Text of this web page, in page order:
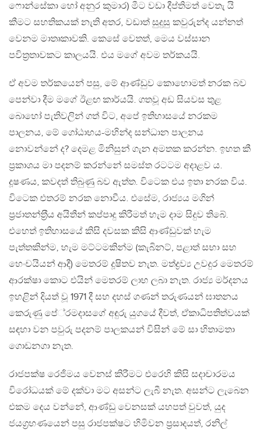
ෆොන්සේකා හෝ අනුර කුමාර) මීට වඩා දීප්තිමත් වෙතැ යි
කීමට සහතිකයක් නැති අතර, වඩාත් සුදුසු කවුරුන්ද යන්නත්
වෙනම මාතෘකාවකි. කෙසේ වෙතත්, මෙය වස්සාන
පවිත‍්‍රතාවකට කාලයයි. එය මගේ අවම තර්කයයි.
ඒ අවම තර්කයෙන් පසු, මේ ආණ්ඩුව කොහොමත් නරක බව
පෙන්වා දීම මගේ ඊළඟ කාර්යයි. ගතවූ අඩ සියවස තුළ
බොහෝ පැතිවලින් ගත් විට, අපේ ඉතිහාසයේ නරකම
පාලනය, මේ ගෝඨාභය-මහින්ද සන්ධාන පාලනය
නොවන්නේ ද? දෙමළ මිනිසුන් ගැන අමතක කරන්න. ඉහත කී
ප‍්‍රකාශය මා පදනම් කරන්නේ සමස්ත රටටම අදාළව ය.
දූෂණය, කවදත් තිබුණු බව ඇත්ත. විටෙක එය ඉතා නරක විය.
විටෙක එතරම් නරක නොවීය. එසේම, රාජ්‍යය මගින්
ප‍්‍රජාතන්ත‍්‍රීය අයිතීන් කප්පාදු කිරීමත් හැම දාම සිදුව තිබේ.
එහෙත් ඉතිහාසයේ කිසි දවසක කිසි ආණ්ඩුවක් හැම
පැත්තකින්ම, හැම මට්ටමකින්ම (කැබිනට්, පළාත් සභා සහ
හෙංචයියන් ආදී) මෙතරම් දූෂිතව නැත. මත්ද්‍රව්‍ය උවදුර මෙතරම්
ආරක්ෂා කොට එයින් මෙතරම් ලාභ ලබා නැත. රාජ්‍ය මර්දනය
ඉහළින් දියත් වූ 1971 දී සහ දහස් ගණන් තරුණයන් ඝාතනය
කෙරුණු පේ‍්‍රමදාසගේ අඳුරු යුගයේ දීවත්, ඒකාධිපතිත්වයක්
සඳහා වන පවුරු පදනම් පාලකයන් විසින් මේ සා හිතාමතා
ගොඩනගා නැත.
රාජපක්ෂ රෙජිමය වෙනස් කිරීමට එරෙහි කිසි සදාචාරමය
විරෝධයක් මේ දක්වා මට අසන්ට ලැබී නැත. අසන්ට ලැබෙන
එකම දෙය වන්නේ, ආණ්ඩු වෙනසක් යහපත් වුවත්, යුද
ජයග‍්‍රහණයෙන් පසු රාජපක්ෂට හිමිවන ප‍්‍රසාදයත්, රනිල්